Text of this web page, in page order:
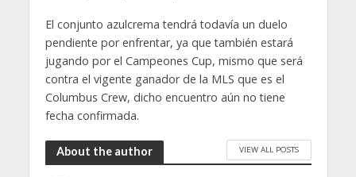
El conjunto azulcrema tendrá todavía un duelo
pendiente por enfrentar, ya que también estará
jugando por el Campeones Cup, mismo que será
contra el vigente ganador de la MLS que es el
Columbus Crew, dicho encuentro aún no tiene
fecha confirmada.
About the author VIEW ALL POSTS